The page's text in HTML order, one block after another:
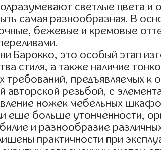
светлые цвета и
самая разнообразная. В
бежевые и кремовые
Барокко, это особый этап
стиля, а также наличие
требований, предъявляемых к
авторской резьбой, с
ножек мебельных
еще больше утонченности,
и разнообразие
практичности при